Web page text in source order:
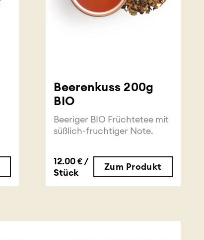
Beerenkuss 200g
BIO
Beeriger BIO Früchtetee mit
süßlich-fruchtiger Note.
12.00 € /
Stück
Zum Produkt